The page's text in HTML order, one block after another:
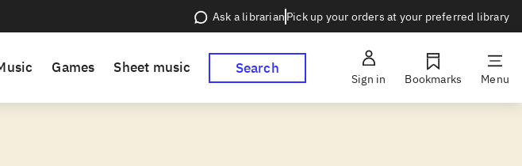
Ask a librarian Pick up your orders at your preferred library
Games Sheet music Search
Sign in Bookmarks Menu